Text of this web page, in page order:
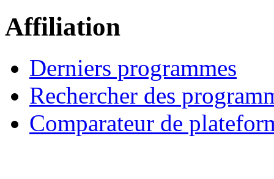
Affiliation
Derniers programmes
Rechercher des
Comparateur de